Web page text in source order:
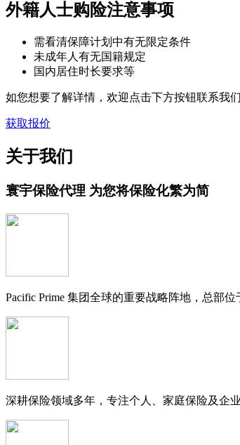
外籍人士购险注意事项
需看清保障计划中有无限定条件
未成年人有无国籍规定
国内居住时长要求等
如您想要了解详情，欢迎点击下方按钮联系我们
获取报价
关于我们
寰宇保险代理 为您将保险化繁为简
Pacific Prime 集团全球的重要战略阵地， 总部位
深耕保险领域多年 ，专注个人、家庭保险及企